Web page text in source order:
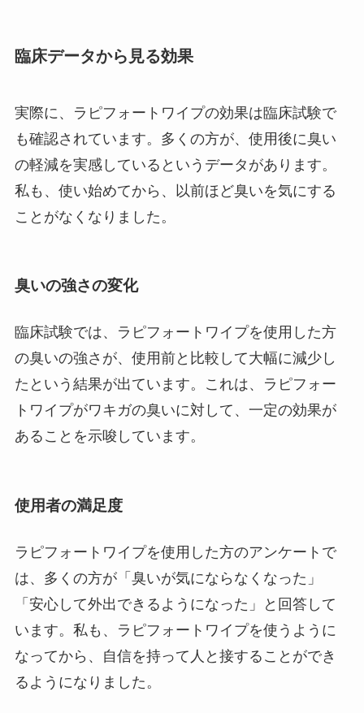
臨床データから見る効果
実際に、ラピフォートワイプの効果は臨床試験で
も確認されています。多くの方が、使用後に臭い
の軽減を実感しているというデータがあります。
私も、使い始めてから、以前ほど臭いを気にする
ことがなくなりました。
臭いの強さの変化
臨床試験では、ラピフォートワイプを使用した方
の臭いの強さが、使用前と比較して大幅に減少し
たという結果が出ています。これは、ラピフォー
トワイプがワキガの臭いに対して、一定の効果が
あることを示唆しています。
使用者の満足度
ラピフォートワイプを使用した方のアンケートで
は、多くの方が「臭いが気にならなくなった」
「安心して外出できるようになった」と回答して
います。私も、ラピフォートワイプを使うように
なってから、自信を持って人と接することができ
るようになりました。